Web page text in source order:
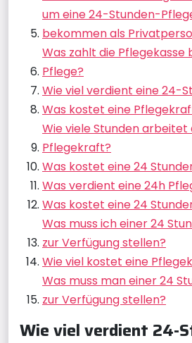
um eine 24-Stunden-
bekommen als
Was zahlt die Pflegekasse
Pflege?
Wie viel verdient eine 24-
Was kostet eine
Wie viele Stunden
Pflegekraft?
Was kostet eine 24
Was verdient eine 24h
Was kostet eine 24
Was muss ich einer 24
zur Verfügung stellen?
Wie viel kostet eine
Was muss man einer 24
zur Verfügung stellen?
Wie viel verdient 24-